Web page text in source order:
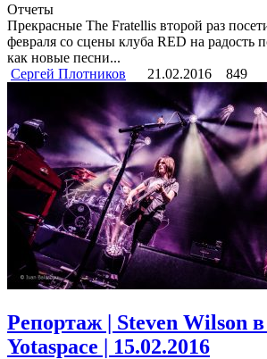
Отчеты
Прекрасные The Fratellis второй раз
февраля со сцены клуба RED на радость
как новые песни...
Сергей Плотников
21.02.2016 849
Репортаж | Steven Wilson
Yotaspace | 15.02.2016